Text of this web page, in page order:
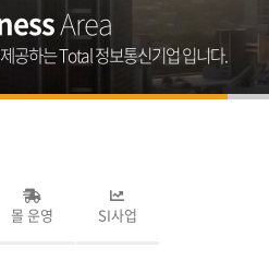
Area
공하는 Total 정보통신기업 입니다.
몰 운영 SI사업